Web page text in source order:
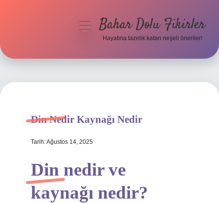
Hakkımızda
menüyüBahar Dolu Fikirler
Hayatına tazelik katan neşeli öneriler!
Din Nedir Kaynağı Nedir
Tarih: Ağustos 14, 2025
Din nedir ve
kaynağı nedir?